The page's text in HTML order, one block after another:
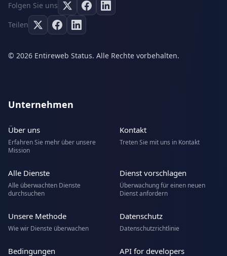
Folgen Sie uns
Teilen
© 2026 Entireweb Status. Alle Rechte vorbehalten.
Unternehmen
Über uns
Erfahren Sie mehr über unsere
Mission
Kontakt
Treten Sie mit uns in Kontakt
Alle Dienste
Alle überwachten Dienste
durchsuchen
Dienst vorschlagen
Überwachung für einen neuen
Dienst anfordern
Unsere Methode
Wie wir Dienste überwachen
Datenschutz
Datenschutzrichtlinie
Bedingungen API for developers